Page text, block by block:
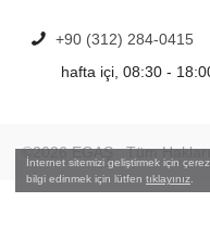
+90 (312) 284-0415
hafta içi, 08:30 -
©2026EGAŞTüm Hakları
İnternet sitemizi geliştirmek için
bilgi edinmek için lütfen tıklayınız